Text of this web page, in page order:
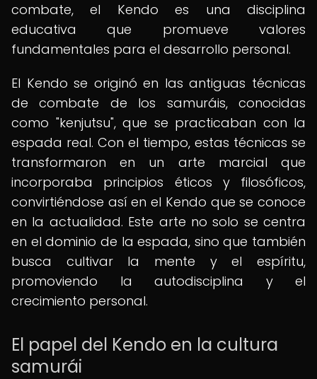
combate, el Kendo es una disciplina
educativa que promueve valores
fundamentales para el desarrollo personal.
El Kendo se originó en las antiguas técnicas
de combate de los samuráis, conocidas
como "kenjutsu", que se practicaban con la
espada real. Con el tiempo, estas técnicas se
transformaron en un arte marcial que
incorporaba principios éticos y filosóficos,
convirtiéndose así en el Kendo que se conoce
en la actualidad. Este arte no solo se centra
en el dominio de la espada, sino que también
busca cultivar la mente y el espíritu,
promoviendo la autodisciplina y el
crecimiento personal.
El papel del Kendo en la cultura
samurái